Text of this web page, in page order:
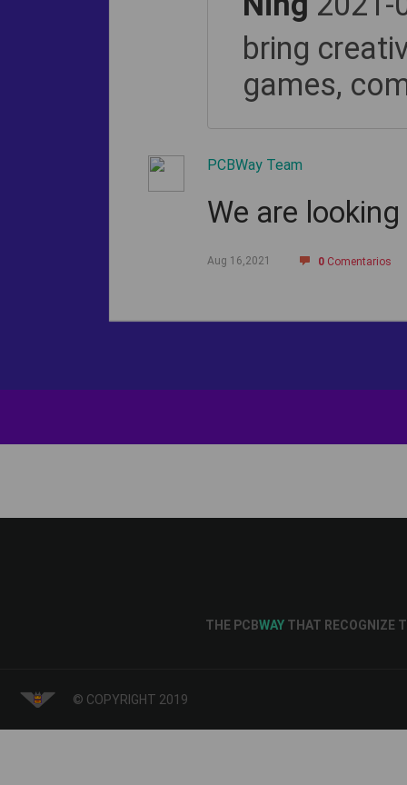
bring
games,
PCBWay Team
We are
Aug 16,2021 0 Comentarios
THE PCBWAYTHAT RECOGNIZE
© COPYRIGHT 2019